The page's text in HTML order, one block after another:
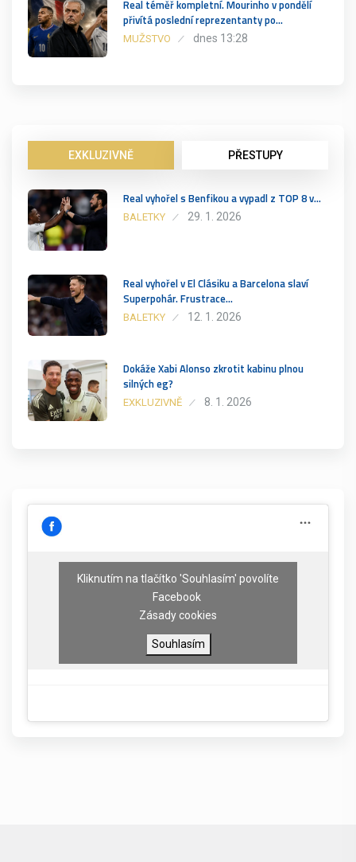
Real téměř kompletní. Mourinho v pondělí
přivítá poslední reprezentanty po…
MUŽSTVO dnes 13:28
EXKLUZIVNĚ PŘESTUPY
Real vyhořel s Benfikou a vypadl z TOP 8 v…
BALETKY 29. 1. 2026
Real vyhořel v El Clásiku a Barcelona slaví
Superpohár. Frustrace…
BALETKY 12. 1. 2026
Dokáže Xabi Alonso zkrotit kabinu plnou
silných eg?
EXKLUZIVNĚ 8. 1. 2026
Kliknutím na tlačítko 'Souhlasím' povolíte
Facebook
Zásady cookies
Souhlasím